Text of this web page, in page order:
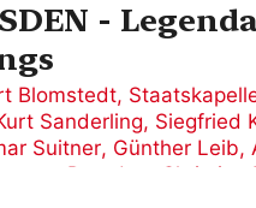
-
Blomstedt,
Sanderling, Siegfried
Suitner, Günther Leib,
Dresden
Christian